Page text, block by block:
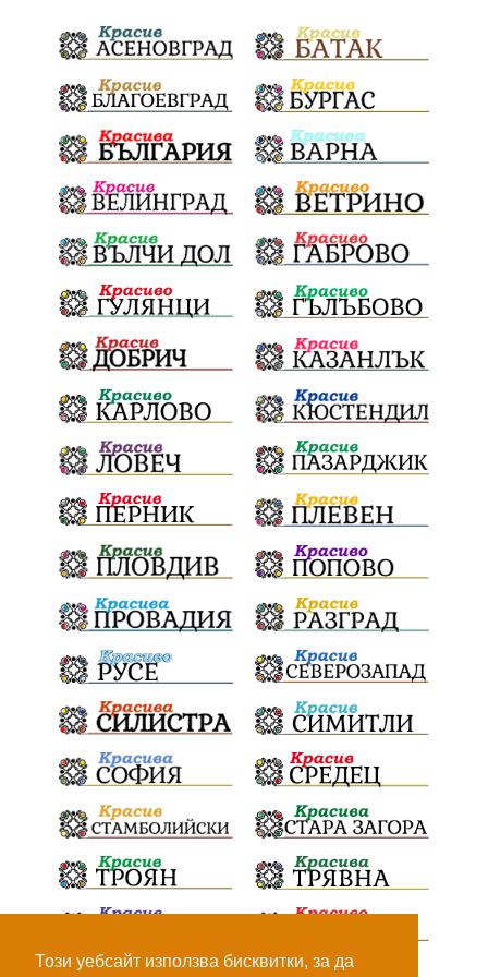
Този уебсайт използва бисквитки, за да
Пловдив БългарскиДух ГражданскаПозиция
ГражданскоУчастие Отговорност
ОбщинскиСъвет Полиграф
ДетекторНаЛъжата МВР
ОбезпечителниМерки МестнаВласт Котел
СИК Ружица РайнаКнягиня
ВеселинОрешков Шофьори
НационаленШампион ОрлинОрлиновЕнчев
ЕкатеринаДафовска Тракия ПТП
100Метра Атина
Живи свидетели на историята
БрашноСтоименов ИстинскиХляб
БългарскоКачество ПътнаИнфраструктура
Асфалт ВСС СъдебнаРеформа Шантаж
ПолитическиНатиск ЗаплахаЗаАрест
ПартияВеличие
ВоенниТехнологии